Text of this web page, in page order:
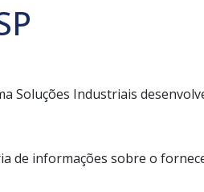
Soluções Industriais
de informações sobre o